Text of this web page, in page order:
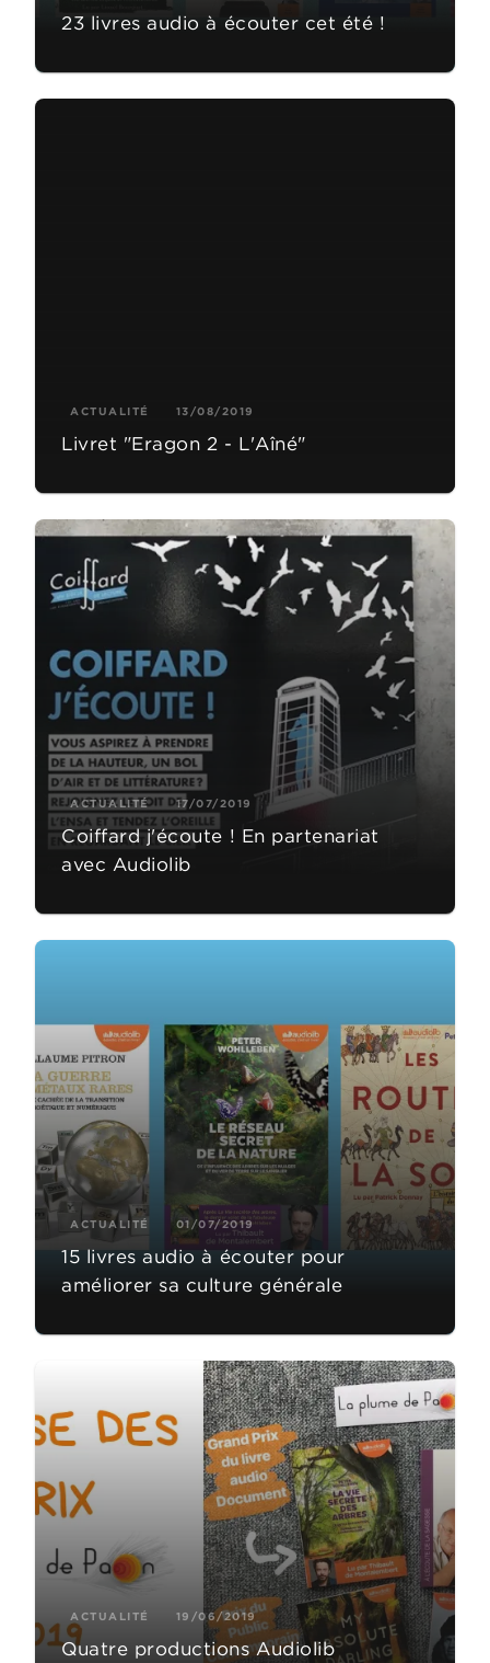
23 livres audio à écouter cet été !
ACTUALITÉ 13/08/2019
Livret "Eragon 2 - L'Aîné"
ACTUALITÉ 17/07/2019
Coiffard j'écoute ! En partenariat
avec Audiolib
ACTUALITÉ 01/07/2019
15 livres audio à écouter pour
améliorer sa culture générale
ACTUALITÉ 19/06/2019
Quatre productions Audiolib